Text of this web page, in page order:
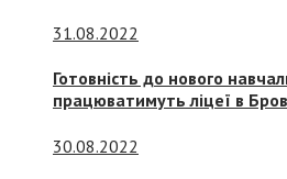
31.08.2022
Готовність до нового
працюватимуть ліцеї в
30.08.2022